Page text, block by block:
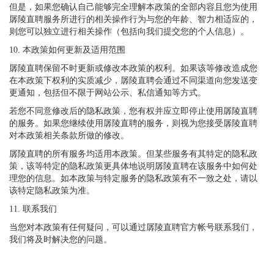
但是，如果您确认自己能够完全理解本政策的全部内容且您为使用
孱陵直聘服务所进行的相关操作行为与您的年龄、智力相适应的，
则您可以独立进行相关操作（包括向我们提交您的个人信息）。
10. 本政策如何更新及适用范围
孱陵直聘保留不时更新或修改本政策的权利。如果该等修改造成您
在本政策下权利的实质减少，孱陵直聘会通过不同渠道向您发送变
更通知，包括但不限于网站公示、私信通知等方式。
若您不同意修改后的隐私政策，您有权并应立即停止使用孱陵直聘
的服务。如果您继续使用孱陵直聘的服务，则视为您接受孱陵直聘
对本政策相关条款所做的修改。
孱陵直聘的所有服务均适用本政策。但某些服务有其特定的隐私政
策，该等特定的隐私政策更具体地说明孱陵直聘在该服务中如何处
理您的信息。如本政策与特定服务的隐私政策有不一致之处，请以
该特定隐私政策为准。
11. 联系我们
当您对本政策有任何疑问，可以通过孱陵直聘官方帐号联系我们，
我们将及时解决您的问题。